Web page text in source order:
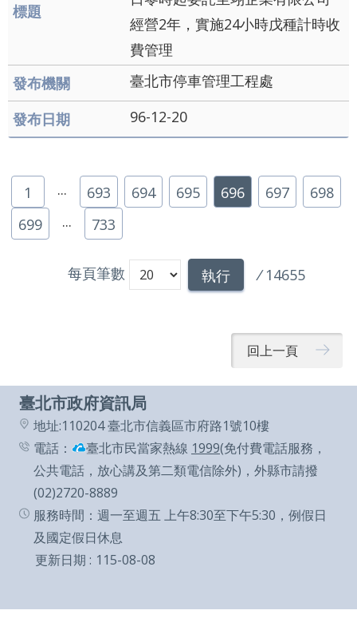
經營2年，實施24小時戊種計時收
費管理
臺北市停車管理工程處
96-12-20
1 ... 693 694 695 696 697
698
699
... 733
每頁筆數 執行 / 14655
回上一頁
臺北市政府資訊局
地址:110204 臺北市信義區市府路1號10樓
電話：
臺北市民當家熱線 1999(免付費電話服務，
公共電話，放心講及第二類電信除外)，外縣市請撥
(02)2720-8889
服務時間：週一至週五 上午8:30至下午5:30，例假日
及國定假日休息
更新日期
115-08-08